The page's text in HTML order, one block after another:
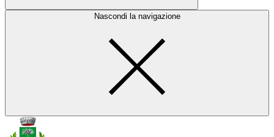
Nascondi la navigazione